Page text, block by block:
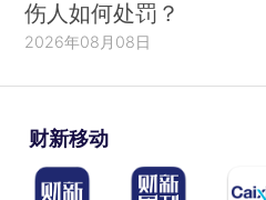
伤人如何处罚？
2026年08月08日
财新移动